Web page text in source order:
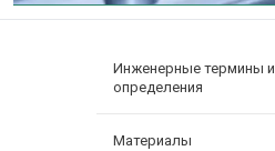
Инженерные термины и
определения
Материалы